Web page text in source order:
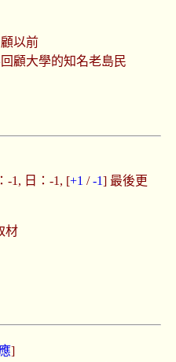
以前
顧大學的知名老島民
-1, 日：-1, [+1 /-1] 最後更
材
]